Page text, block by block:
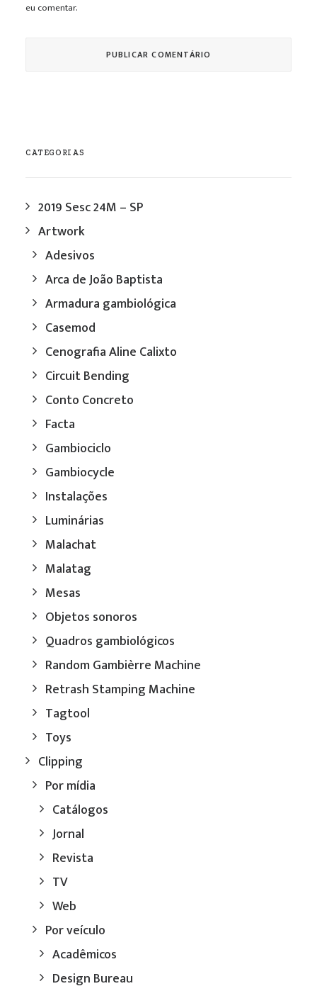
eu comentar.
CATEGORIAS
2019 Sesc 24M – SP
Artwork
Adesivos
Arca de João Baptista
Armadura gambiológica
Casemod
Cenografia Aline Calixto
Circuit Bending
Conto Concreto
Facta
Gambiociclo
Gambiocycle
Instalações
Luminárias
Malachat
Malatag
Mesas
Objetos sonoros
Quadros gambiológicos
Random Gambièrre Machine
Retrash Stamping Machine
Tagtool
Toys
Clipping
Por mídia
Catálogos
Jornal
Revista
TV
Web
Por veículo
Acadêmicos
Design Bureau